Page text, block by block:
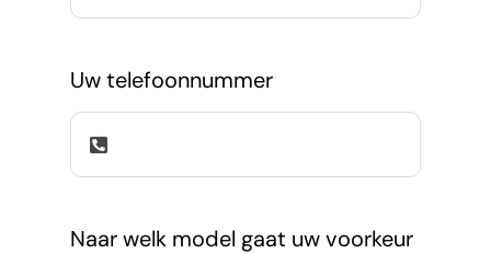
Uw telefoonnummer
Naar welk model gaat uw voorkeur